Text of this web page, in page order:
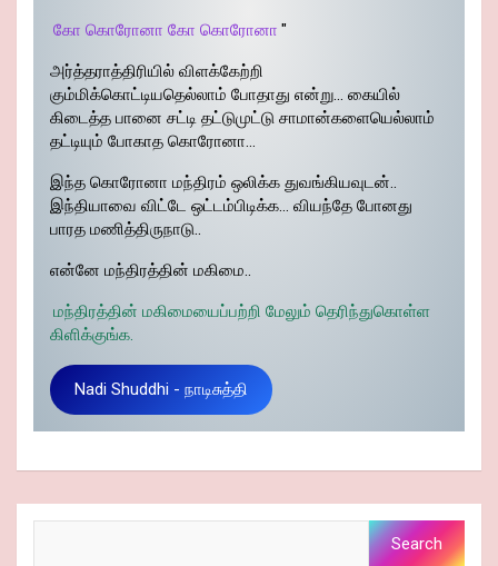
கோ கொரோனா கோ கொரோனா "
அர்த்தராத்திரியில் விளக்கேற்றி
கும்மிக்கொட்டியதெல்லாம் போதாது என்று… கையில்
கிடைத்த பானை சட்டி தட்டுமுட்டு சாமான்களையெல்லாம்
தட்டியும் போகாத கொரோனா…
இந்த கொரோனா மந்திரம் ஒலிக்க துவங்கியவுடன்..
இந்தியாவை விட்டே ஒட்டம்பிடிக்க… வியந்தே போனது
பாரத மணித்திருநாடு..
என்னே மந்திரத்தின் மகிமை..
மந்திரத்தின் மகிமையைப்பற்றி மேலும் தெரிந்துகொள்ள
கிளிக்குங்க.
Nadi Shuddhi - நாடிசுத்தி
Search